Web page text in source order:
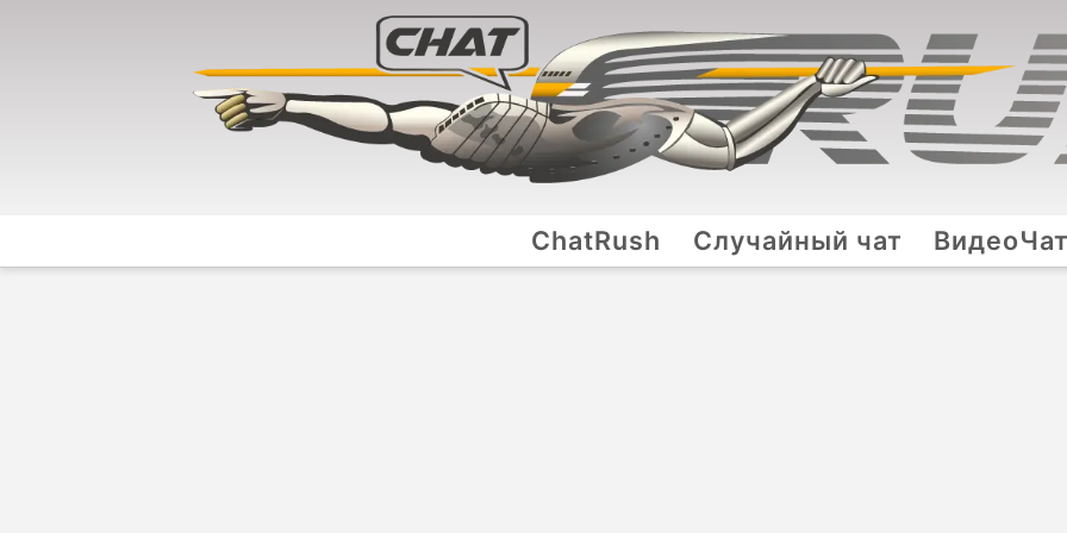
ChatRush Случайный чат